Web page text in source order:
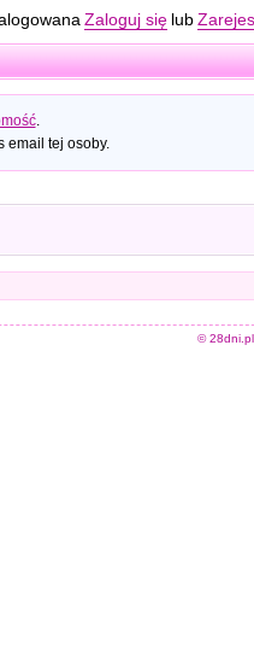
Zaloguj się lub
.
email tej osoby.
©